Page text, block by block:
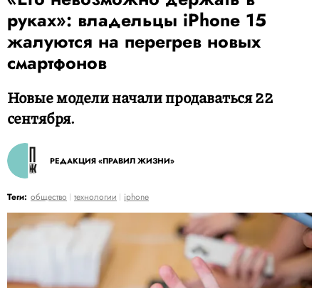
руках»: владельцы iPhone 15
жалуются на перегрев новых
смартфонов
Новые модели начали продаваться 22
сентября.
РЕДАКЦИЯ «ПРАВИЛ ЖИЗНИ»
Теги: общество технологии iphone